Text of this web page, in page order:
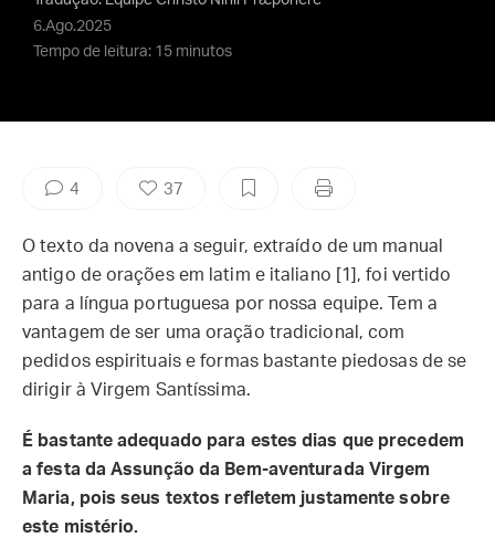
6.Ago.2025
Tempo de leitura: 15 minutos
4 37
O texto da novena a seguir, extraído de um manual
antigo de orações em latim e italiano [1], foi vertido
para a língua portuguesa por nossa equipe. Tem a
vantagem de ser uma oração tradicional, com
pedidos espirituais e formas bastante piedosas de se
dirigir à Virgem Santíssima.
É bastante adequado para estes dias que precedem
a festa da Assunção da Bem-aventurada Virgem
Maria, pois seus textos refletem justamente sobre
este mistério.